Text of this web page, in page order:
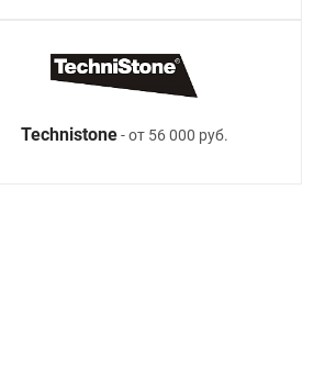
Technistone- от 56 000 руб.